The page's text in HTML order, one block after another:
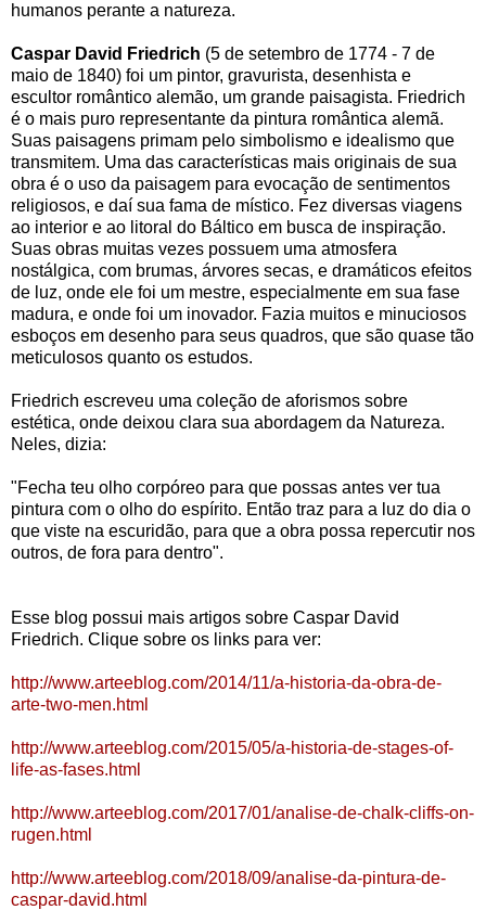
humanos perante a natureza.
Caspar David Friedrich (5 de setembro de 1774 - 7 de
maio de 1840) foi um pintor, gravurista, desenhista e
escultor romântico alemão, um grande paisagista. Friedrich
é o mais puro representante da pintura romântica alemã.
Suas paisagens primam pelo simbolismo e idealismo que
transmitem. Uma das características mais originais de sua
obra é o uso da paisagem para evocação de sentimentos
religiosos, e daí sua fama de místico. Fez diversas viagens
ao interior e ao litoral do Báltico em busca de inspiração.
Suas obras muitas vezes possuem uma atmosfera
nostálgica, com brumas, árvores secas, e dramáticos efeitos
de luz, onde ele foi um mestre, especialmente em sua fase
madura, e onde foi um inovador. Fazia muitos e minuciosos
esboços em desenho para seus quadros, que são quase tão
meticulosos quanto os estudos.
Friedrich escreveu uma coleção de aforismos sobre
estética, onde deixou clara sua abordagem da Natureza.
Neles, dizia:
"Fecha teu olho corpóreo para que possas antes ver tua
pintura com o olho do espírito. Então traz para a luz do dia o
que viste na escuridão, para que a obra possa repercutir nos
outros, de fora para dentro".
Esse blog possui mais artigos sobre Caspar David
Friedrich. Clique sobre os links para ver:
http://www.arteeblog.com/2014/11/a-historia-da-obra-de-
arte-two-men.html
http://www.arteeblog.com/2015/05/a-historia-de-stages-of-
life-as-fases.html
http://www.arteeblog.com/2017/01/analise-de-chalk-cliffs-on-
rugen.html
http://www.arteeblog.com/2018/09/analise-da-pintura-de-
caspar-david.html